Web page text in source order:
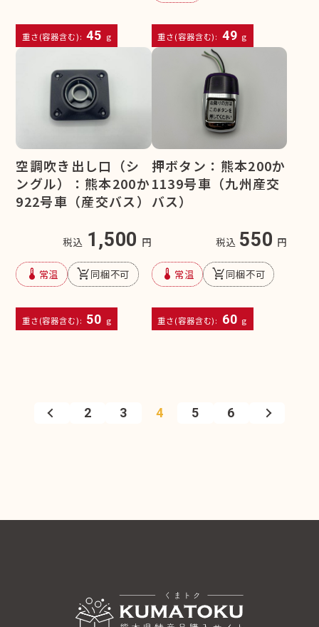
重さ(容器含む): 45 g 重さ(容器含む): 49 g
空調吹き出し口（シ
ングル）：熊本200か
922号車（産交バス）
税込 1,500 円
device_thermostat 常温 remove_shopping_cart同梱不可
重さ(容器含む): 50 g
押ボタン：熊本200か
1139号車（九州産交
バス）
税込 550 円
device_thermostat 常温 remove_shopping_cart同梱不可
重さ(容器含む): 60 g
2 3 4 5 6